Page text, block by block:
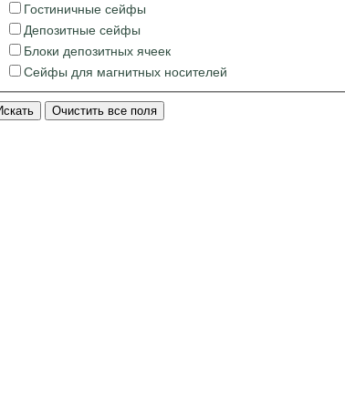
Гостиничные сейфы
Депозитные сейфы
Блоки депозитных ячеек
Сейфы для магнитных носителей